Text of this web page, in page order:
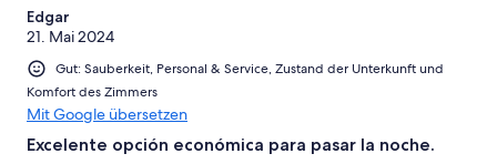
Edgar
21. Mai 2024
Gut: Sauberkeit, Personal & Service, Zustand der Unterkunft und
Komfort des Zimmers
Mit Google übersetzen
Excelente opción económica para pasar la noche.